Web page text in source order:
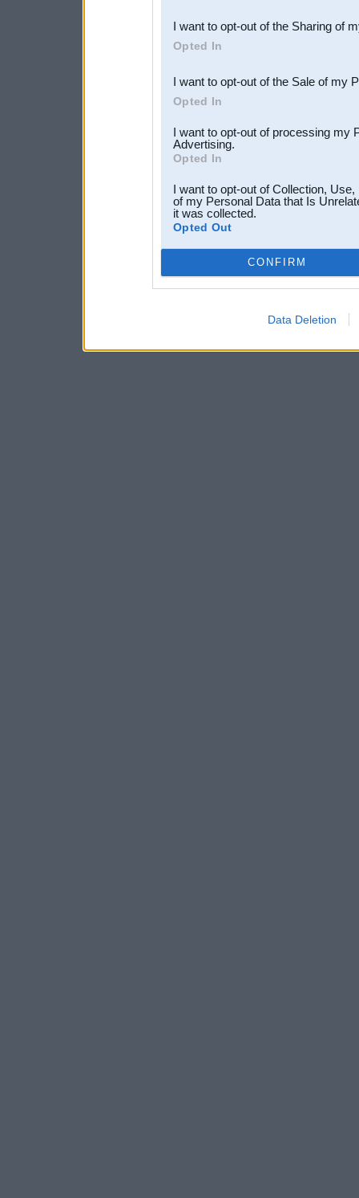
Downstream Participants
third parties.
I want to opt-out of the Sharing of
Opted In
I want to opt-out of the Sale of my
Opted In
I want to opt-out of processing my
Advertising.
Opted In
I want to opt-out of Collection,
of my Personal Data that Is
it was collected.
Opted Out
CONFIRM
Data Deletion